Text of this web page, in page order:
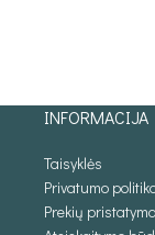
INFORMACIJA
Taisyklės
Privatumo
Prekių